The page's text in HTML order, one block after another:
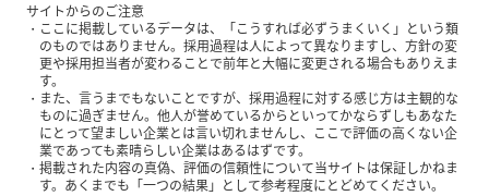
サイトからのご注意
ここに掲載しているデータは、「こうすれば必ずうまくいく」という類
のものではありません。採用過程は人によって異なりますし、方針の変
更や採用担当者が変わることで前年と大幅に変更される場合もありえま
す。
また、言うまでもないことですが、採用過程に対する感じ方は主観的な
ものに過ぎません。他人が誉めているからといってかならずしもあなた
にとって望ましい企業とは言い切れませんし、ここで評価の高くない企
業であっても素晴らしい企業はあるはずです。
掲載された内容の真偽、評価の信頼性について当サイトは保証しかねま
す。あくまでも「一つの結果」として参考程度にとどめてください。